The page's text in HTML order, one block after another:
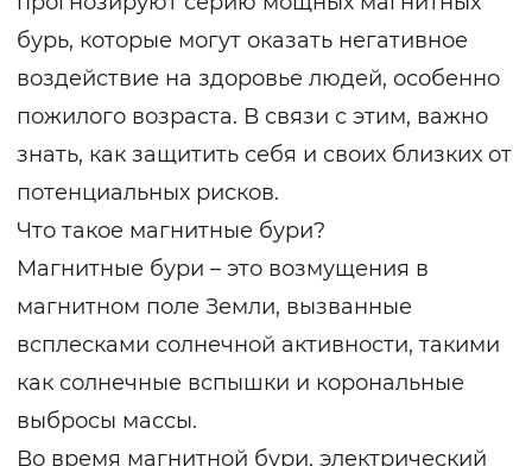
бурь, которые могут оказать негативное
воздействие на здоровье людей, особенно
пожилого возраста. В связи с этим, важно
знать, как защитить себя и своих близких от
потенциальных рисков.
Что такое магнитные бури?
Магнитные бури – это возмущения в
магнитном поле Земли, вызванные
всплесками солнечной активности, такими
как солнечные вспышки и корональные
выбросы массы.
Во время магнитной бури, электрический